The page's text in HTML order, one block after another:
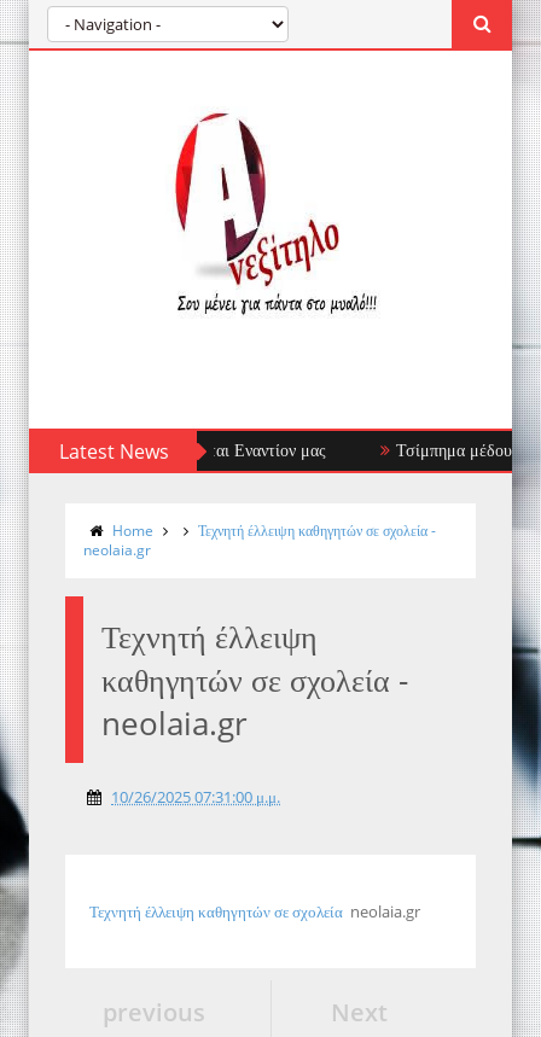
Latest NewsΣτρέφεται Εναντίον μας Τσίμπημα μέδουσας:
Home
Τεχνητή έλλειψη καθηγητών σε σχολεία -
neolaia.gr
Τεχνητή έλλειψη
καθηγητών σε σχολεία -
neolaia.gr
10/26/2025 07:31:00 μ.μ.
Τεχνητή έλλειψη καθηγητών σε σχολεία neolaia.gr
Next
previous